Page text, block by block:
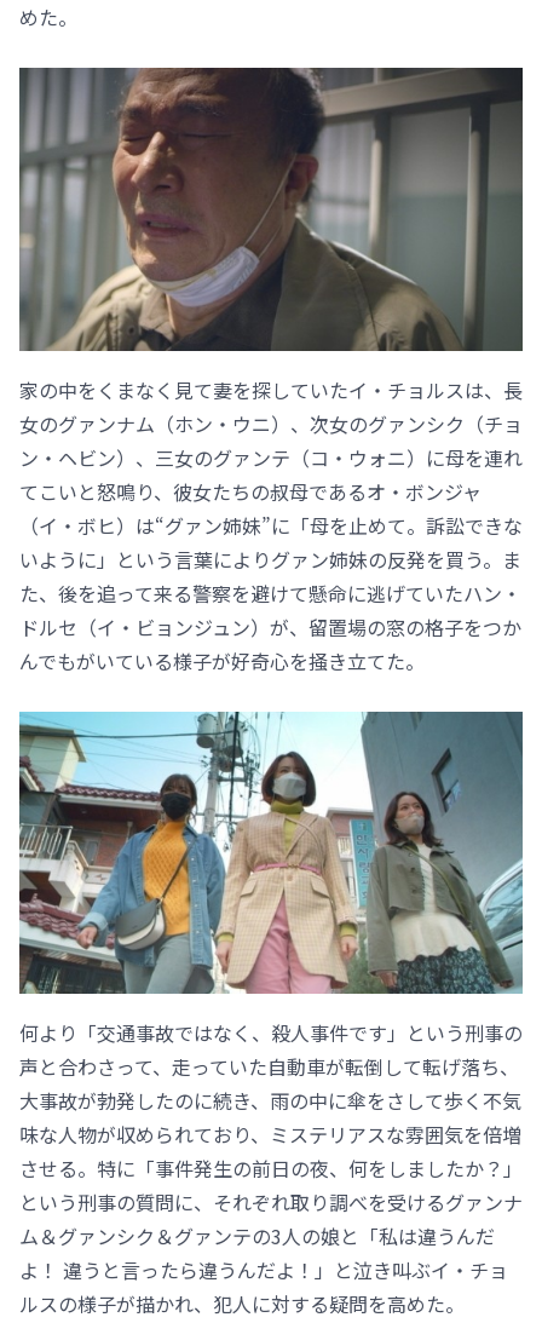
めた。
家の中をくまなく見て妻を探していたイ・チョルスは、長
女のグァンナム（ホン・ウニ）、次女のグァンシク（チョ
ン・ヘビン）、三女のグァンテ（コ・ウォニ）に母を連れ
てこいと怒鳴り、彼女たちの叔母であるオ・ボンジャ
（イ・ボヒ）は“グァン姉妹”に「母を止めて。訴訟できな
いように」という言葉によりグァン姉妹の反発を買う。ま
た、後を追って来る警察を避けて懸命に逃げていたハン・
ドルセ（イ・ビョンジュン）が、留置場の窓の格子をつか
んでもがいている様子が好奇心を掻き立てた。
何より「交通事故ではなく、殺人事件です」という刑事の
声と合わさって、走っていた自動車が転倒して転げ落ち、
大事故が勃発したのに続き、雨の中に傘をさして歩く不気
味な人物が収められており、ミステリアスな雰囲気を倍増
させる。特に「事件発生の前日の夜、何をしましたか？」
という刑事の質問に、それぞれ取り調べを受けるグァンナ
ム＆グァンシク＆グァンテの3人の娘と「私は違うんだ
よ！ 違うと言ったら違うんだよ！」と泣き叫ぶイ・チョ
ルスの様子が描かれ、犯人に対する疑問を高めた。